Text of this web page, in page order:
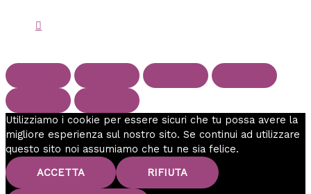
Utilizziamo i cookie per essere sicuri che tu possa avere la
migliore esperienza sul nostro sito. Se continui ad utilizzare
questo sito noi assumiamo che tu ne sia felice.
ACCETTA
RIFIUTA